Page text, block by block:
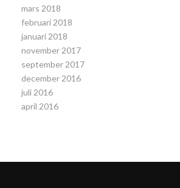
mars 2018
februari 2018
januari 2018
november 2017
september 2017
december 2016
juli 2016
april 2016